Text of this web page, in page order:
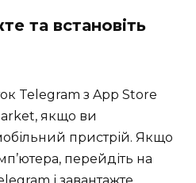
та встановіть
Telegram з App Store
якщо ви
пристрій. Якщо
перейдіть на